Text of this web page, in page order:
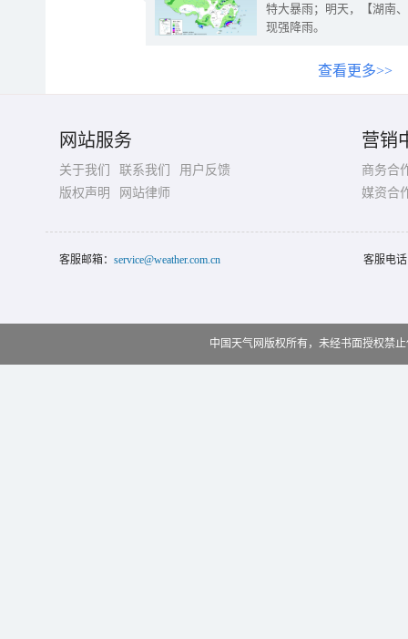
特大暴雨；明天，【湖南
现强降雨。
查看更多>>
网站服务
关于我们 联系我们
用户反馈
版权声明
网站律师
营销
商务合
媒资合
客服邮箱： service@weather.com.cn 客服电
中国天气网版权所有，未经书面授权